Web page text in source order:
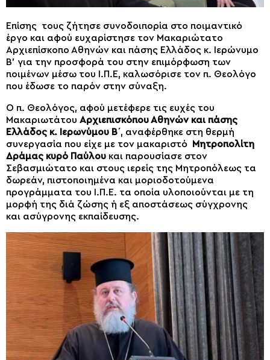
Επίσης τους ζήτησε συνοδοιπορία στο ποιμαντικό
έργο και αφού ευχαρίστησε τον Μακαριώτατο
Αρχιεπίσκοπο Αθηνών και πάσης Ελλάδος κ. Ιερώνυμο
Β’ για την προσφορά του στην επιμόρφωση των
ποιμένων μέσω του Ι.Π.Ε, καλωσόρισε τον π. Θεολόγο
που έδωσε το παρόν στην σύναξη.
Ο π. Θεολόγος, αφού μετέφερε τις ευχές του
Μακαριωτάτου Αρχιεπισκόπου Αθηνών και πάσης
Ελλάδος κ. Ιερωνύμου Β΄, αναφέρθηκε στη θερμή
συνεργασία που είχε με τον μακαριστό
Μητροπολίτη
Δράμας κυρό Παύλου και παρουσίασε στον
Σεβασμιώτατο και στους ιερείς της Μητροπόλεως τα
δωρεάν, πιστοποιημένα και μοριοδοτούμενα
προγράμματα του Ι.Π.Ε. τα οποία υλοποιούνται με τη
μορφή της διά ζώσης ή εξ αποστάσεως σύγχρονης
και ασύγρονης εκπαίδευσης.